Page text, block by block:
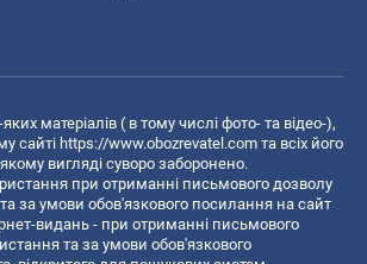
матеріалів ( в тому числі фото- та відео-),
сайті https://www.obozrevatel.com та всіх його
вигляді суворо заборонено.
при отриманні письмового дозволу
за умови обов'язкового посилання на сайт
видань - при отриманні письмового
та за умови обов'язкового